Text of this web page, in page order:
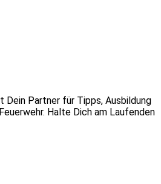
Dein Partner für Tipps, Ausbildung
Halte Dich am Laufenden